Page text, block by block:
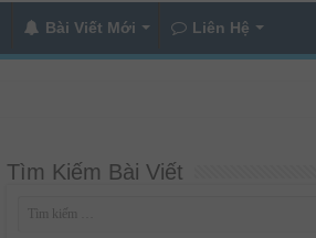
Bài Viết Mới Liên Hệ
Tìm Kiếm Bài Viết